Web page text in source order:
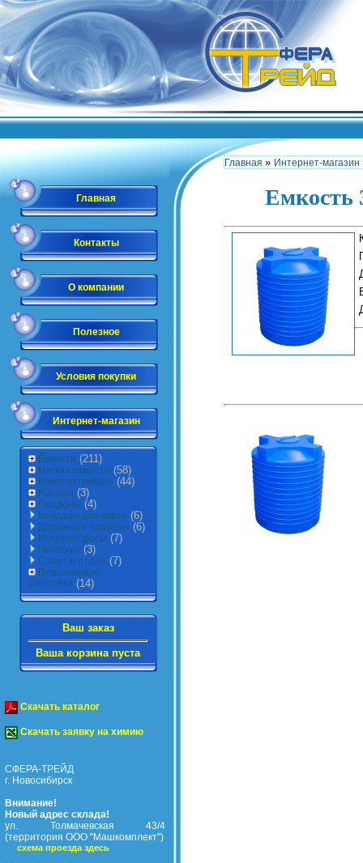
Главная
Контакты
О компании
Полезное
Условия покупки
Интернет-магазин
Ёмкости (211)
Мягкие емкости (58)
Комплектующие (44)
Насосы (3)
Поддоны (4)
Колодцы для связи (6)
Дорожные барьеры (6)
Мусоросбросы (7)
Понтоны (3)
Спорт и отдых (7)
Пластиковые
заготовки (14)
Ваш заказ
Ваша корзина пуста
Скачать каталог
Скачать заявку на химию
СФЕРА-ТРЕЙД
г. Новосибирск
Внимание!
Новый адрес склада!
ул. Толмачевская 43/4
(территория ООО "Машкомплект")
схема проезда здесь
Главная » Интернет-магазин
Емкость